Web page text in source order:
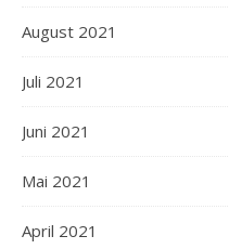
August 2021
Juli 2021
Juni 2021
Mai 2021
April 2021